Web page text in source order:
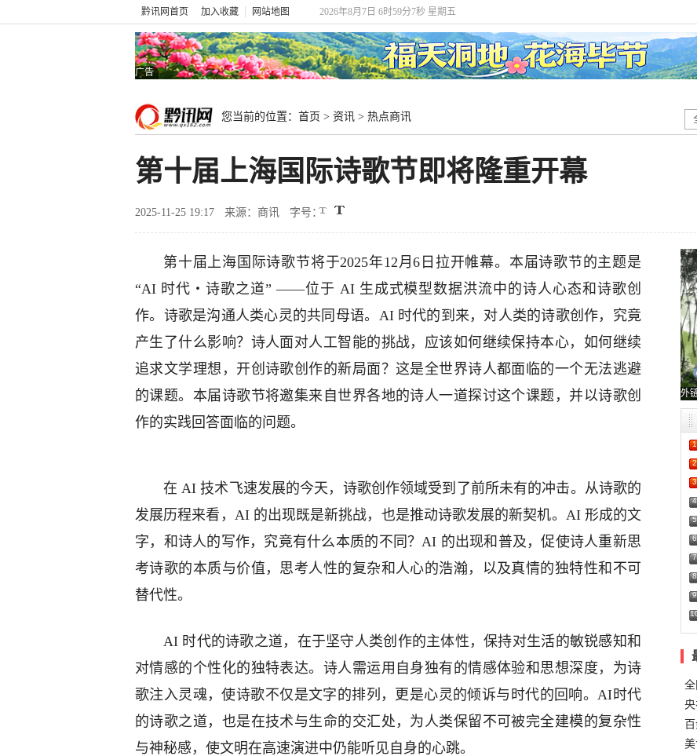
黔讯网首页 加入收藏 网站地图 2026年8月7日 6时59分7秒 星期五
广告
您当前的位置： 首页 > 资讯 > 热点商讯
第十届上海国际诗歌节即将隆重开幕
2025-11-25 19:17 来源：商讯 字号：
第十届上海国际诗歌节将于2025年12月6日拉开帷幕。本届诗歌节的主题是
“AI 时代・诗歌之道” ——位于 AI 生成式模型数据洪流中的诗人心态和诗歌创
作。诗歌是沟通人类心灵的共同母语。AI 时代的到来，对人类的诗歌创作，究竟
产生了什么影响？诗人面对人工智能的挑战，应该如何继续保持本心，如何继续
追求文学理想，开创诗歌创作的新局面？这是全世界诗人都面临的一个无法逃避
的课题。本届诗歌节将邀集来自世界各地的诗人一道探讨这个课题，并以诗歌创
作的实践回答面临的问题。
在 AI 技术飞速发展的今天，诗歌创作领域受到了前所未有的冲击。从诗歌的
发展历程来看，AI 的出现既是新挑战，也是推动诗歌发展的新契机。AI 形成的文
字，和诗人的写作，究竟有什么本质的不同？AI 的出现和普及，促使诗人重新思
考诗歌的本质与价值，思考人性的复杂和人心的浩瀚，以及真情的独特性和不可
替代性。
AI 时代的诗歌之道，在于坚守人类创作的主体性，保持对生活的敏锐感知和
对情感的个性化的独特表达。诗人需运用自身独有的情感体验和思想深度，为诗
歌注入灵魂，使诗歌不仅是文字的排列，更是心灵的倾诉与时代的回响。AI时代
的诗歌之道，也是在技术与生命的交汇处，为人类保留不可被完全建模的复杂性
与神秘感，使文明在高速演进中仍能听见自身的心跳。
外
1
2
3
4
5
6
7
8
9
错
温
正